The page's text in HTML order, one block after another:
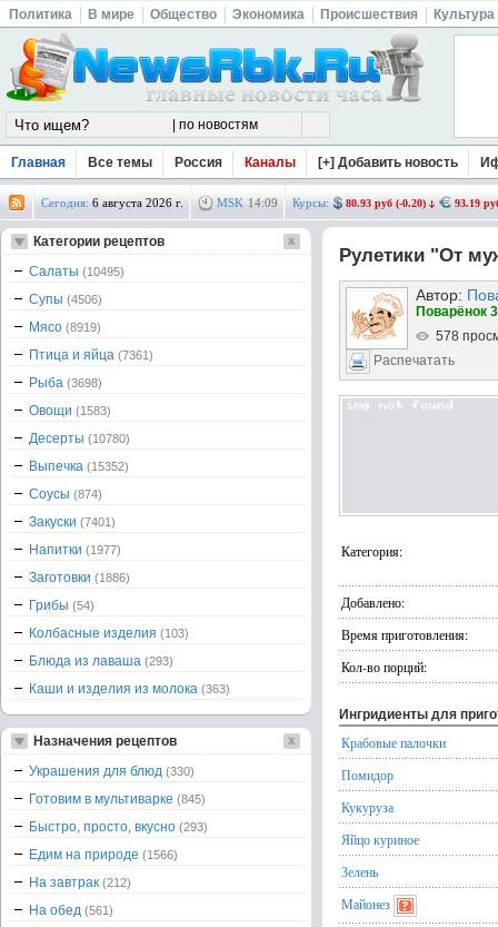
Политика В мире Общество Экономика Происшествия Культура
Главная Все темы Россия Каналы [+] Добавить новость
Сегодня: 6 августа 2026 г. MSK 14:09 Курсы: 80.93 руб (-0.20) 93.19
Рулетики "От
Автор:
Поварёнок
578
Распечатать
Категория:
Добавлено:
Время приготовления:
Кол-во порций:
Ингридиенты для
Крабовые палочки
Помидор
Кукуруза
Яйцо куриное
Зелень
Майонез
Категории рецептов
Салаты (10495)
Супы (4506)
Мясо (8919)
Птица и яйца (7361)
Рыба (3698)
Овощи (1583)
Десерты (10780)
Выпечка (15352)
Соусы (874)
Закуски (7401)
Напитки (1977)
Заготовки (1886)
Грибы (54)
Колбасные изделия (103)
Блюда из лаваша (293)
Каши и изделия из молока (363)
Назначения рецептов
Украшения для блюд (330)
Готовим в мультиварке (845)
Быстро, просто, вкусно (293)
Едим на природе (1566)
На завтрак (212)
На обед (561)